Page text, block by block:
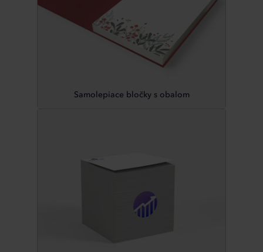
Samolepiace bločky s obalom